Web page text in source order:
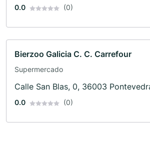
0.0 (0)
Bierzoo Galicia C. C. Carrefour
Supermercado
Calle San Blas, 0, 36003
0.0 (0)